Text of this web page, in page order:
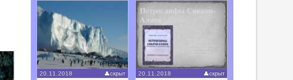
20.11.2018 скрыт 20.11.2018 скрыт